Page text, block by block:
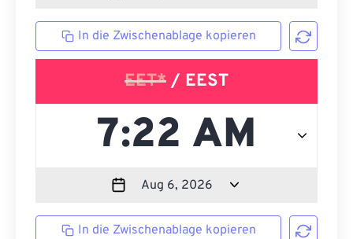
In die Zwischenablage kopieren
EET* / EEST
In die Zwischenablage kopieren